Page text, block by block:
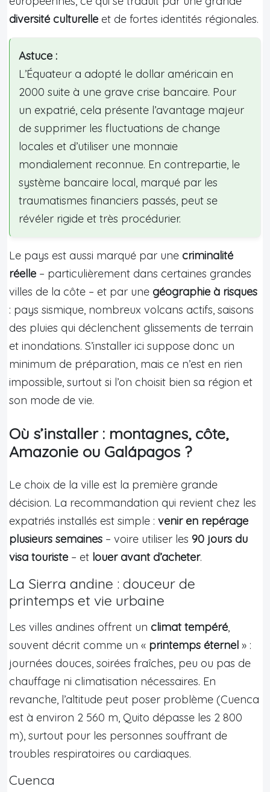
diversité culturelle et de fortes identités régionales.
Astuce :
L’Équateur a adopté le dollar américain en
2000 suite à une grave crise bancaire. Pour
un expatrié, cela présente l’avantage majeur
de supprimer les fluctuations de change
locales et d’utiliser une monnaie
mondialement reconnue. En contrepartie, le
système bancaire local, marqué par les
traumatismes financiers passés, peut se
révéler rigide et très procédurier.
Le pays est aussi marqué par une criminalité
réelle – particulièrement dans certaines grandes
villes de la côte – et par une géographie à risques
: pays sismique, nombreux volcans actifs, saisons
des pluies qui déclenchent glissements de terrain
et inondations. S’installer ici suppose donc un
minimum de préparation, mais ce n’est en rien
impossible, surtout si l’on choisit bien sa région et
son mode de vie.
Où s’installer : montagnes, côte,
Amazonie ou Galápagos ?
Le choix de la ville est la première grande
décision. La recommandation qui revient chez les
expatriés installés est simple : venir en repérage
plusieurs semaines – voire utiliser les 90 jours du
visa touriste – et louer avant d’acheter.
La Sierra andine : douceur de
printemps et vie urbaine
Les villes andines offrent un climat tempéré,
souvent décrit comme un « printemps éternel » :
journées douces, soirées fraîches, peu ou pas de
chauffage ni climatisation nécessaires. En
revanche, l’altitude peut poser problème (Cuenca
est à environ 2 560 m, Quito dépasse les 2 800
m), surtout pour les personnes souffrant de
troubles respiratoires ou cardiaques.
Cuenca